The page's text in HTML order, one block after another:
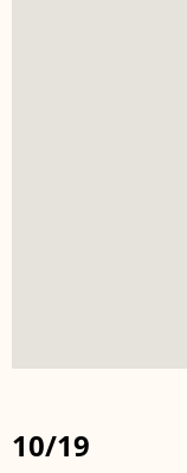
10/19